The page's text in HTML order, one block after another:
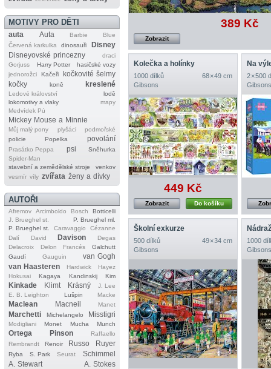
MOTIVY PRO DĚTI
auta Auta Barbie
Blue
Červená karkulka
dinosauři
Disney
Disneyovské princezny
draci
Gorjuss
Harry Potter
hasičské vozy
jednorožci
Kačeři
kočkovité šelmy
kočky
koně kreslené
Ledové království
lodě
lokomotivy a vlaky
mapy
Medvídek Pú
Mickey Mouse a Minnie
Můj malý pony plyšáci
podmořské
policie
Popelka povolání
Prasátko Peppa psi
Sněhurka
Spider‐Man
stavební a zemědělské stroje
venkov
vesmír víly zvířata ženy a dívky
AUTOŘI
Afremov Arcimboldo Bosch
Botticelli
J. Brueghel st.
P. Brueghel ml.
P. Brueghel st.
Caravaggio
Cézanne
Dalí
David Davison
Degas
Delacroix
Delon Francés
Galchutt
Gaudí
Gauguin
van Gogh
van Haasteren
Hardwick
Hayez
Hokusai
Kagaya Kandinskij Kim
Kinkade Klimt Krásný
J. Lee
E. B. Leighton
Lušpin Macke
Maclean Macneil Manet
Marchetti Michelangelo Misstigri
Modigliani Monet Mucha Munch
Ortega Pinson
Raffaello
Rembrandt
Renoir Russo Ruyer
Ryba S. Park Seurat
Schimmel
A. Stewart
A. Stokes
389 Kč
Zobrazit
Kolečka a holínky
1000 dílků
68 × 49 cm
Gibsons
449 Kč
Do košíku
Zobrazit
Na
2 × 500
Gibsons
Školní exkurze
500 dílků
49 × 34 cm
Gibsons
1000
Gibsons